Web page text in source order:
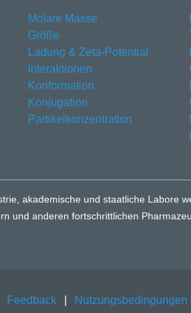
Molare Masse
Größe
Ladung & Zeta-Potential
Interaktionen
Konformation
Konjugation
Partikelkonzentration
akademische und staatliche Labore
und anderen fortschrittlichen
Feedback Nutzungsbedingungen